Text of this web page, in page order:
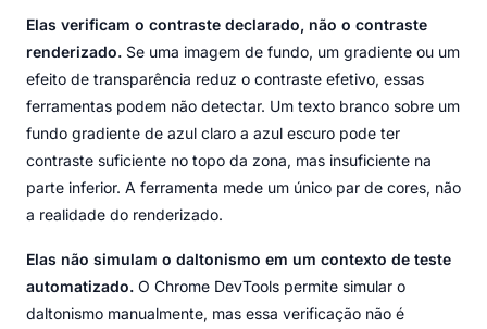
Elas verificam o contraste declarado, não o contraste
renderizado. Se uma imagem de fundo, um gradiente ou um
efeito de transparência reduz o contraste efetivo, essas
ferramentas podem não detectar. Um texto branco sobre um
fundo gradiente de azul claro a azul escuro pode ter
contraste suficiente no topo da zona, mas insuficiente na
parte inferior. A ferramenta mede um único par de cores, não
a realidade do renderizado.
Elas não simulam o daltonismo em um contexto de teste
automatizado. O Chrome DevTools permite simular o
daltonismo manualmente, mas essa verificação não é